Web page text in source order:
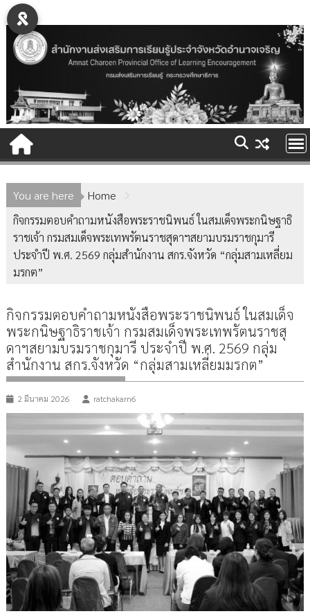
Skip
to
content
You are here
Home
กิจกรรมตอบคำถามหนังสือพระราชนิพนธ์ ในสมเด็จพระกนิษฐาธิ
ราชเจ้า กรมสมเด็จพระเทพรัตนราชสุดาฯสยามบรมราชกุมารี
ประจำปี พ.ศ. 2569 กลุ่มสำนักงาน สกร.จังหวัด “กลุ่มสามเหลี่ยม
มรกต”
กิจกรรมตอบคำถามหนังสือพระราชนิพนธ์ ในสมเด็จ
พระกนิษฐาธิราชเจ้า กรมสมเด็จพระเทพรัตนราชสุ
ดาฯสยามบรมราชกุมารี ประจำปี พ.ศ. 2569 กลุ่ม
สำนักงาน สกร.จังหวัด “กลุ่มสามเหลี่ยมมรกต”
2 มีนาคม 2026 ratchakarn6